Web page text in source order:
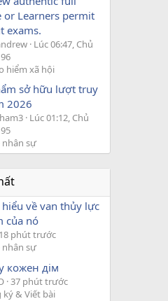
or Learners permit
exams.
Lúc 06:47, Chủ
hiểm xã hội
sở hữu lượt truy
2026
Lúc 01:12, Chủ
nhân sự
hiểu về van thủy lực
của nó
18 phút trước
nhân sự
кожен дім
37 phút trước
& Viết bài